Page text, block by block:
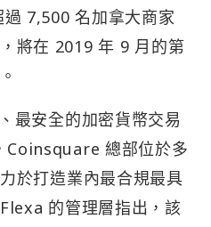
7,500 名加拿大商家
將在 2019 年 9 月的第
最安全的加密貨幣交易
Coinsquare 總部位於多
於打造業內最合規最具
的管理層指出，該